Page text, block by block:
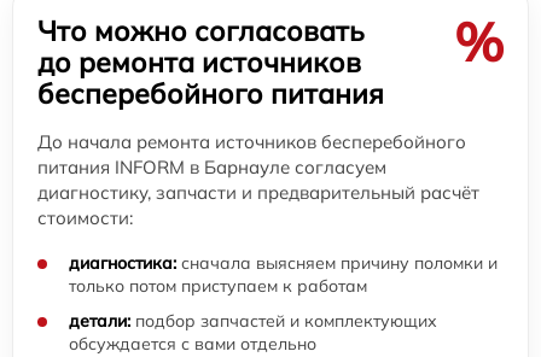
Что можно согласовать
до ремонта источников
бесперебойного питания
%
До начала ремонта источников бесперебойного
питания INFORM в Барнауле согласуем
диагностику, запчасти и предварительный расчёт
стоимости:
диагностика: сначала выясняем причину поломки и
только потом приступаем к работам
детали: подбор запчастей и комплектующих
обсуждается с вами отдельно